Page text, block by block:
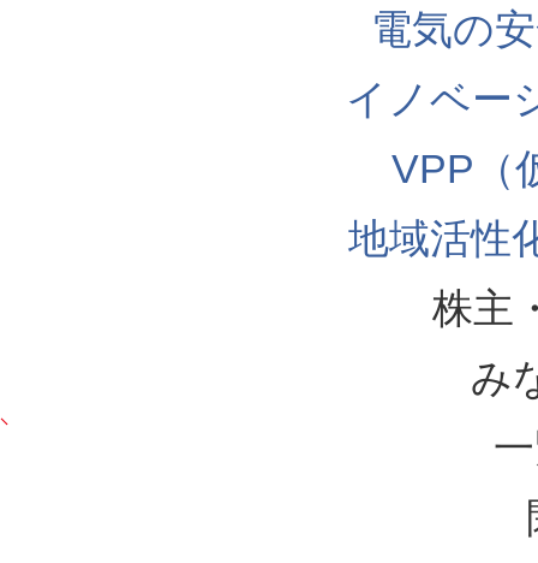
電気の
イノベー
VPP（
地域活性
株主
み